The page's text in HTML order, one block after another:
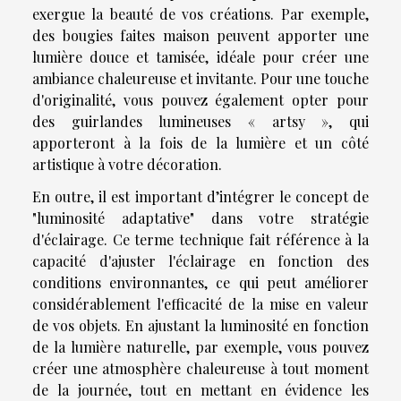
exergue la beauté de vos créations. Par exemple,
des bougies faites maison peuvent apporter une
lumière douce et tamisée, idéale pour créer une
ambiance chaleureuse et invitante. Pour une touche
d'originalité, vous pouvez également opter pour
des guirlandes lumineuses « artsy », qui
apporteront à la fois de la lumière et un côté
artistique à votre décoration.
En outre, il est important d’intégrer le concept de
"luminosité adaptative" dans votre stratégie
d'éclairage. Ce terme technique fait référence à la
capacité d'ajuster l'éclairage en fonction des
conditions environnantes, ce qui peut améliorer
considérablement l'efficacité de la mise en valeur
de vos objets. En ajustant la luminosité en fonction
de la lumière naturelle, par exemple, vous pouvez
créer une atmosphère chaleureuse à tout moment
de la journée, tout en mettant en évidence les